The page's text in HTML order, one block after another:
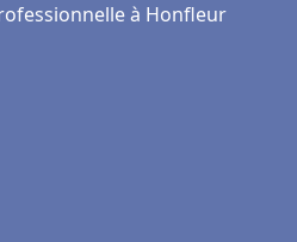
à Honfleur